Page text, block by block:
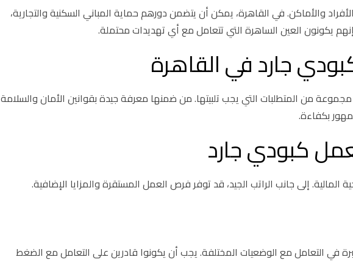
والأماكن. في القاهرة، يمكن أن يتضمن دورهم حماية المباني السكنية والتجارية،
يكونون العين الساهرة التي تتعامل مع أي تهديدات محتملة.
جارد في القاهرة
من المتطلبات التي يجب تلبيتها. من ضمنها معرفة جيدة بقوانين الأمان والسلامة
بكفاءة.
كبودي جارد
المالية. إلى جانب الراتب الجيد، قد توفر فرص العمل المستقرة والمزايا الإضافية.
في التعامل مع الوضعيات المختلفة. يجب أن يكونوا قادرين على التعامل مع الضغط